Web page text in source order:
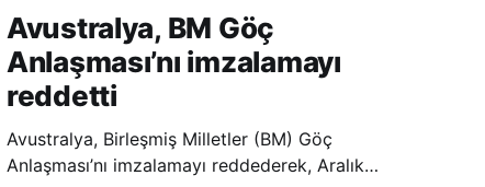
Avustralya, BM Göç
Anlaşması’nı imzalamayı
reddetti
Avustralya, Birleşmiş Milletler (BM) Göç
Anlaşması’nı imzalamayı reddederek, Aralık